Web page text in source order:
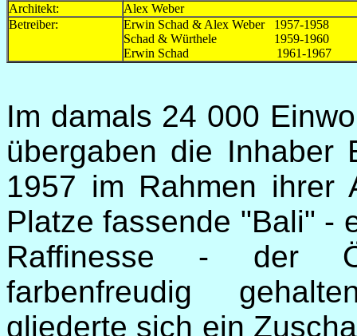
Architekt:
Alex Weber
Betreiber:
Erwin Schad & Alex Weber 1957-1958
Schad & Würthele 1959-1960
Erwin Schad
1961-1967
Im damals 24 000
übergaben die Inhaber
1957 im Rahmen ihrer
Platze fassende "Bali" -
Raffinesse - der
farbenfreudig
gliederte sich ein